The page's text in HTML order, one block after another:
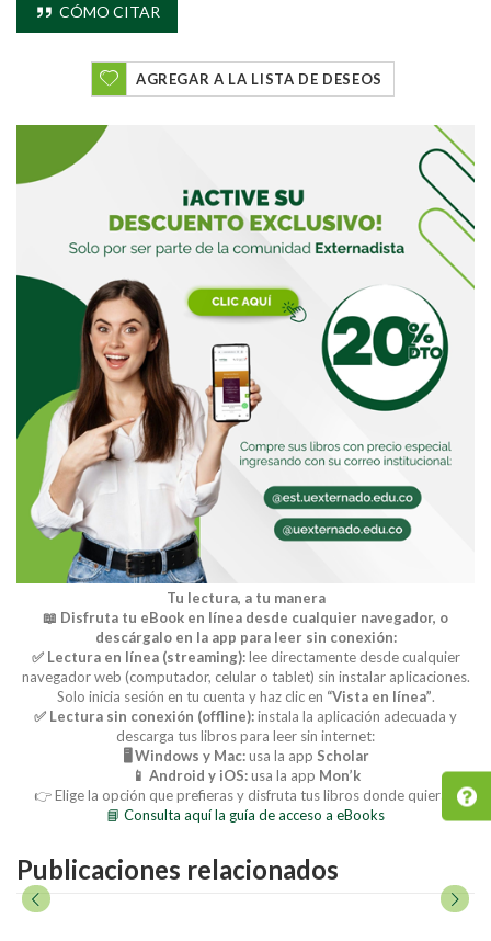
CÓMO CITAR
AGREGAR A LA LISTA DE DESEOS
Tu lectura, a tu manera
📖 Disfruta tu eBook en línea desde cualquier navegador, o
descárgalo en la app para leer sin conexión:
✅ Lectura en línea (streaming):lee directamente desde cualquier
navegador web (computador, celular o tablet) sin instalar aplicaciones.
Solo inicia sesión en tu cuenta y haz clic en “Vista en línea”.
✅ Lectura sin conexión (offline):instala la aplicación adecuada y
descarga tus libros para leer sin internet:
🖥️ Windows y Mac:usa la app Scholar
📱 Android y iOS:usa la app Mon’k
👉 Elige la opción que prefieras y disfruta tus libros donde quieras.
📘 Consulta aquí la guía de acceso a eBooks
Publicaciones relacionados